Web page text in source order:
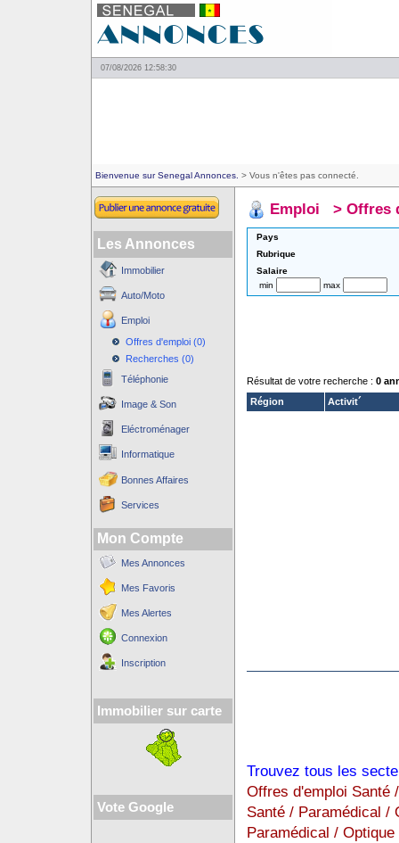
07/08/2026 12:58:30
Bienvenue sur Senegal Annonces. > Vous n'êtes pas connecté.
Les Annonces
Immobilier
Auto/Moto
Emploi
Offres d'emploi (0)
Recherches (0)
Téléphonie
Image & Son
Eléctroménager
Informatique
Bonnes Affaires
Services
Mon Compte
Mes Annonces
Mes Favoris
Mes Alertes
Connexion
Inscription
Immobilier sur carte
Vote Google
Emploi > Offres
Pays
Rubrique
Salaire
min
max
Résultat de votre recherche : 0
Région
Activit´
Trouvez tous les
Offres d'emploi Santé
Santé / Paramédical /
Paramédical /